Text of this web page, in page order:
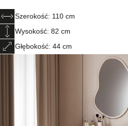
Szerokość: 110 cm
Wysokość: 82 cm
Głębokość: 44 cm